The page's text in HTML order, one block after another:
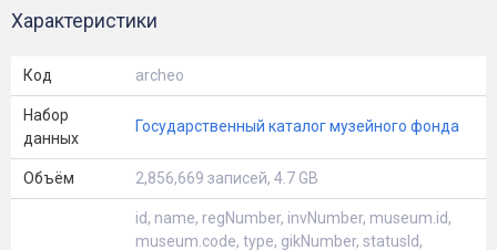
Характеристики
Код archeo
Набор
данных
Государственный каталог музейного фонда
Объём 2,856,669 записей, 4.7 GB
id, name, regNumber, invNumber, museum.id,
museum.code, type, gikNumber, statusId,